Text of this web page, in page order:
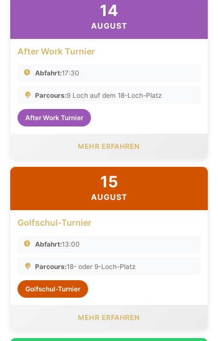
14
AUGUST
After Work Turnier
Abfahrt:17:30
Parcours:9 Loch auf dem 18-Loch-Platz
After Work Turnier
MEHR ERFAHREN
15
AUGUST
Golfschul-Turnier
Abfahrt:13:00
Parcours:18- oder 9-Loch-Platz
Golfschul-Turnier
MEHR ERFAHREN